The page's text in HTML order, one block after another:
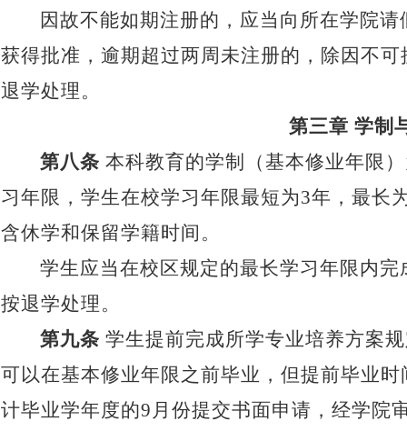
因故不能如期注册的，应当向所在学院
获得批准，逾期超过两周未注册的，除因不
退学处理。
第三章 学制
第八条 本科教育的学制（基本修业年限）
习年限，学生在校学习年限最短为3年，最长
含休学和保留学籍时间。
学生应当在校区规定的最长学习年限内
按退学处理。
第九条 学生提前完成所学专业培养方案
可以在基本修业年限之前毕业，但提前毕业时
计毕业学年度的9月份提交书面申请，经学院